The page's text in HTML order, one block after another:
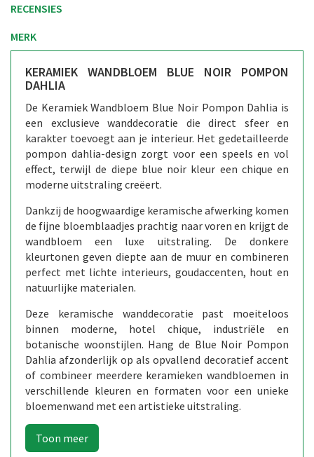
RECENSIES
MERK
KERAMIEK WANDBLOEM BLUE NOIR POMPON
DAHLIA
De Keramiek Wandbloem Blue Noir Pompon Dahlia is
een exclusieve wanddecoratie die direct sfeer en
karakter toevoegt aan je interieur. Het gedetailleerde
pompon dahlia-design zorgt voor een speels en vol
effect, terwijl de diepe blue noir kleur een chique en
moderne uitstraling creëert.
Dankzij de hoogwaardige keramische afwerking komen
de fijne bloemblaadjes prachtig naar voren en krijgt de
wandbloem een luxe uitstraling. De donkere
kleurtonen geven diepte aan de muur en combineren
perfect met lichte interieurs, goudaccenten, hout en
natuurlijke materialen.
Deze keramische wanddecoratie past moeiteloos
binnen moderne, hotel chique, industriële en
botanische woonstijlen. Hang de Blue Noir Pompon
Dahlia afzonderlijk op als opvallend decoratief accent
of combineer meerdere keramieken wandbloemen in
verschillende kleuren en formaten voor een unieke
bloemenwand met een artistieke uitstraling.